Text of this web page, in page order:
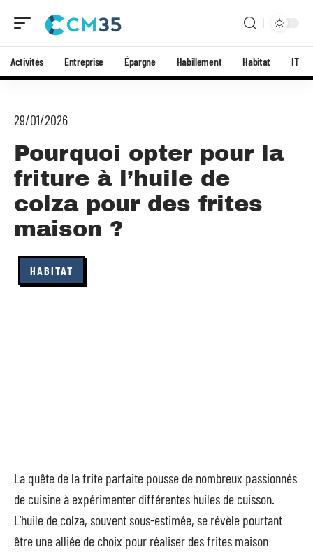
Activités Entreprise Épargne Habillement Habitat IT
29/01/2026
Pourquoi opter pour la
friture à l’huile de
colza pour des frites
maison ?
HABITAT
La quête de la frite parfaite pousse de nombreux passionnés
de cuisine à expérimenter différentes huiles de cuisson.
L’huile de colza, souvent sous-estimée, se révèle pourtant
être une alliée de choix pour réaliser des frites maison